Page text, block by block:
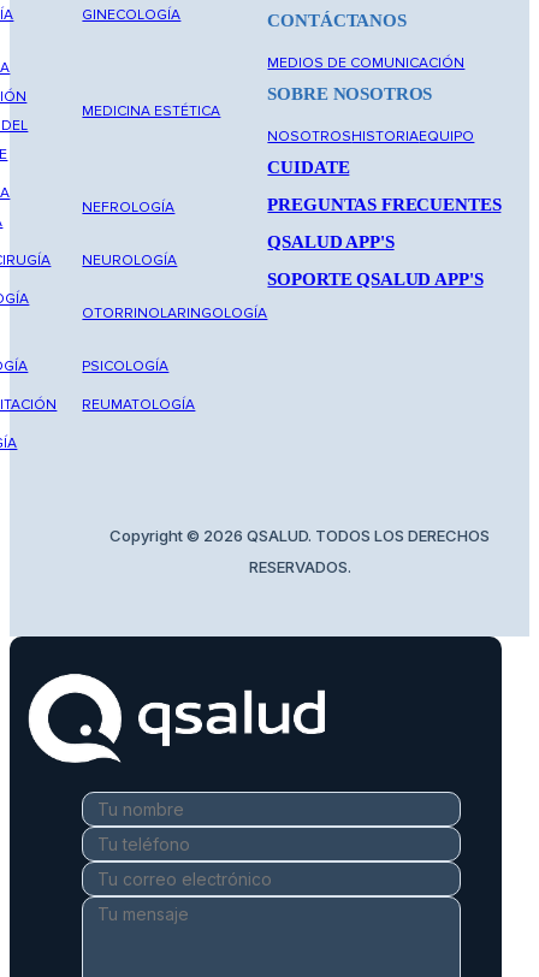
GINECOLOGÍA
MEDICINA ESTÉTICA
NEFROLOGÍA
NEUROLOGÍA
OTORRINOLARINGOLOGÍA
PSICOLOGÍA
REUMATOLOGÍA
CONTÁCTANOS
MEDIOS DE COMUNICACIÓN
SOBRE NOSOTROS
NOSOTROSHISTORIAEQUIPO
CUIDATE
PREGUNTAS FRECUENTES
QSALUD APP'S
SOPORTE QSALUD APP'S
Copyright © 2026 QSALUD. TODOS LOS DERECHOS
RESERVADOS.